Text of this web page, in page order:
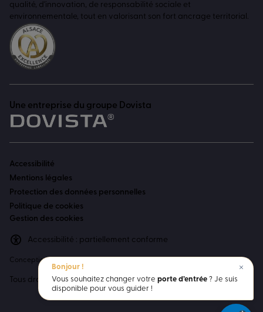
qualité, d'innovation, de responsabilité sociale et
environnementale, tout en valorisant son fort ancrage territorial.
Une entreprise du groupe Dovista
Accessibilité
Mentions légales
Protection des données personnelles
Politique de cookies
Gestion des cookies
Accessibilité : partiellement conforme
Conception
Tous droits réservés TRYBA 2023
Bonjour !
Vous souhaitez changer votre porte d’entrée? Je suis
disponible pour vous guider !